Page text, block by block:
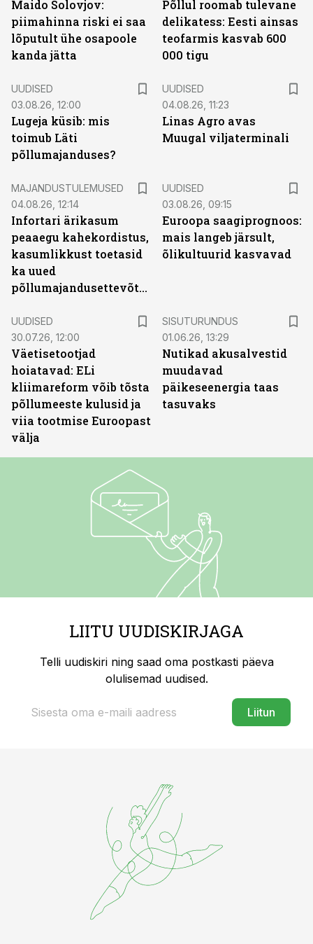
Maido Solovjov:
piimahinna riski ei saa
lõputult ühe osapoole
kanda jätta
Põllul roomab tulevane
delikatess: Eesti ainsas
teofarmis kasvab 600
000 tigu
UUDISED
03.08.26, 12:00
Lugeja küsib: mis
toimub Läti
põllumajanduses?
UUDISED
04.08.26, 11:23
Linas Agro avas
Muugal viljaterminali
MAJANDUSTULEMUSED
04.08.26, 12:14
Infortari ärikasum
peaaegu kahekordistus,
kasumlikkust toetasid
ka uued
põllumajandusettevõtted
UUDISED
03.08.26, 09:15
Euroopa saagiprognoos:
mais langeb järsult,
õlikultuurid kasvavad
UUDISED
30.07.26, 12:00
Väetisetootjad
hoiatavad: ELi
kliimareform võib tõsta
põllumeeste kulusid ja
viia tootmise Euroopast
välja
SISUTURUNDUS
01.06.26, 13:29
Nutikad akusalvestid
muudavad
päikeseenergia taas
tasuvaks
LIITU UUDISKIRJAGA
Telli uudiskiri ning saad oma postkasti päeva
olulisemad uudised.
Liitun